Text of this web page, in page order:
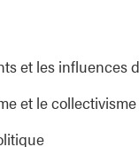
et les influences
et le collectivisme